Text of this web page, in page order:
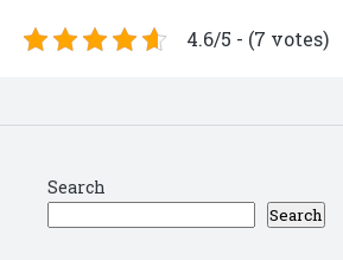
4.6/5 - (7 votes)
Search
Search